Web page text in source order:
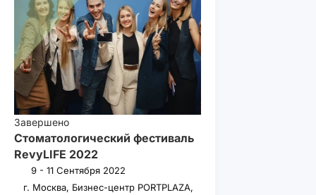
Завершено
Стоматологический фестиваль
RevyLIFE 2022
9 - 11 Сентября 2022
г. Москва, Бизнес-центр PORTPLAZA,